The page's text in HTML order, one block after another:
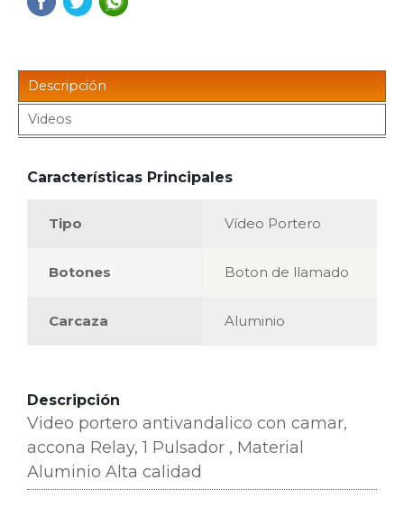
Descripción
Videos
Características Principales
Tipo Vídeo Portero
Botones Boton de llamado
Carcaza Aluminio
Descripción
Video portero antivandalico con camar,
accona Relay, 1 Pulsador , Material
Aluminio Alta calidad